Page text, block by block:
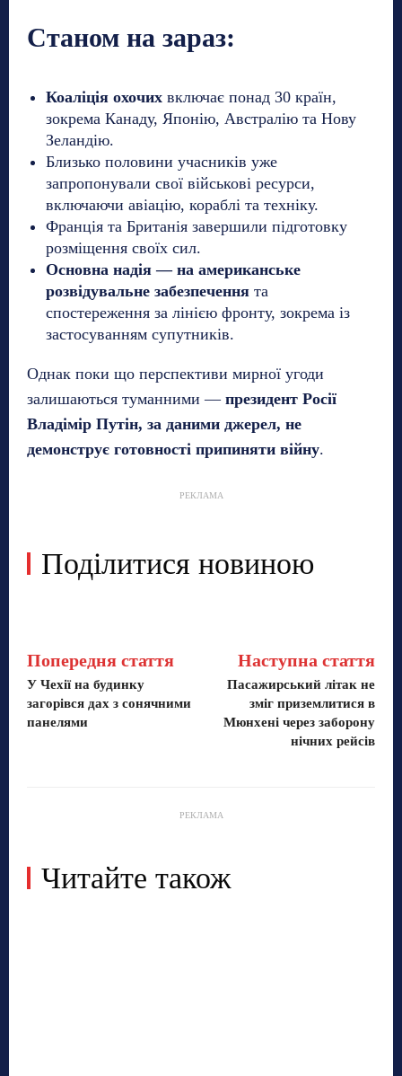
Станом на зараз:
Коаліція охочих включає понад 30 країн,
зокрема Канаду, Японію, Австралію та Нову
Зеландію.
Близько половини учасників уже
запропонували свої військові ресурси,
включаючи авіацію, кораблі та техніку.
Франція та Британія завершили підготовку
розміщення своїх сил.
Основна надія — на американське
розвідувальне забезпечення та
спостереження за лінією фронту, зокрема із
застосуванням супутників.
Однак поки що перспективи мирної угоди
залишаються туманними — президент Росії
Владімір Путін, за даними джерел, не
демонструє готовності припиняти війну.
РЕКЛАМА
Поділитися новиною
Попередня стаття
У Чехії на будинку
загорівся дах з сонячними
панелями
Наступна стаття
Пасажирський літак не
зміг приземлитися в
Мюнхені через заборону
нічних рейсів
РЕКЛАМА
Читайте також